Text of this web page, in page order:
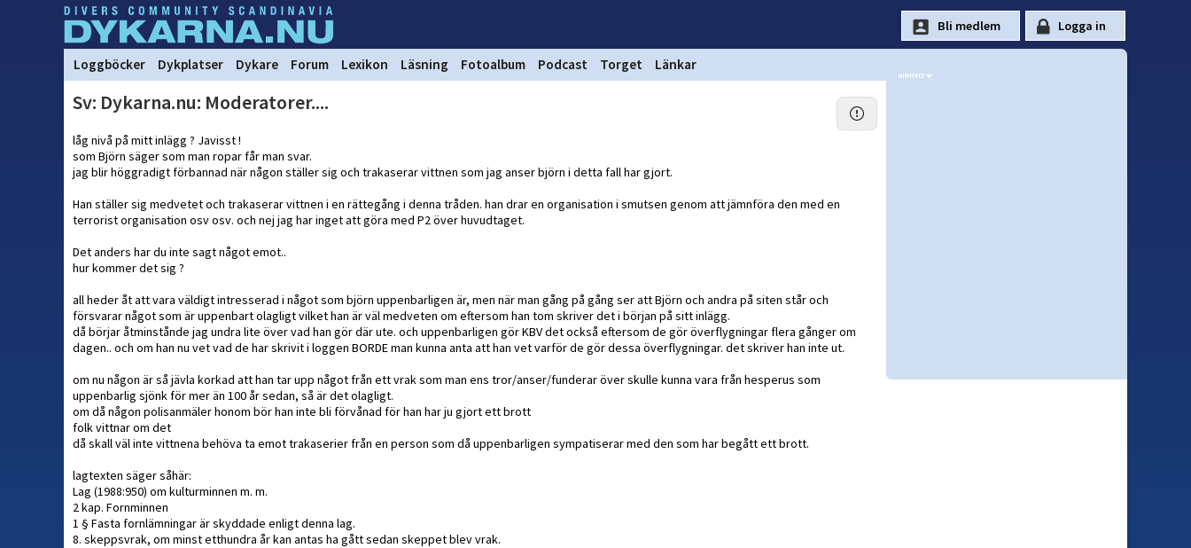
Loggböcker Dykplatser Dykare Forum Lexikon Läsning Fotoalbum Podcast Torget Länkar
Sv: Dykarna.nu: Moderatorer....
låg nivå på mitt inlägg ? Javisst !
som Björn säger som man ropar får man svar.
jag blir höggradigt förbannad när någon ställer sig och trakaserar vittnen som jag anser björn i detta fall har gjort.
Han ställer sig medvetet och trakaserar vittnen i en rättegång i denna tråden. han drar en organisation i smutsen genom att jämnföra den med en
terrorist organisation osv osv. och nej jag har inget att göra med P2 över huvudtaget.
Det anders har du inte sagt något emot..
hur kommer det sig ?
all heder åt att vara väldigt intresserad i något som björn uppenbarligen är, men när man gång på gång ser att Björn och andra på siten står och
försvarar något som är uppenbart olagligt vilket han är väl medveten om eftersom han tom skriver det i början på sitt inlägg.
då börjar åtminstånde jag undra lite över vad han gör där ute. och uppenbarligen gör KBV det också eftersom de gör överflygningar flera gånger om
dagen.. och om han nu vet vad de har skrivit i loggen BORDE man kunna anta att han vet varför de gör dessa överflygningar. det skriver han inte ut.
om nu någon är så jävla korkad att han tar upp något från ett vrak som man ens tror/anser/funderar över skulle kunna vara från hesperus som
uppenbarlig sjönk för mer än 100 år sedan, så är det olagligt.
om då någon polisanmäler honom bör han inte bli förvånad för han har ju gjort ett brott
folk vittnar om det
då skall väl inte vittnena behöva ta emot trakaserier från en person som då uppenbarligen sympatiserar med den som har begått ett brott.
lagtexten säger såhär:
Lag (1988:950) om kulturminnen m. m.
2 kap. Fornminnen
1 § Fasta fornlämningar är skyddade enligt denna lag.
8. skeppsvrak, om minst etthundra år kan antas ha gått sedan skeppet blev vrak.